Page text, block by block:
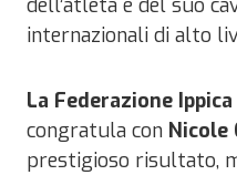
dell’atleta e del suo
internazionali di alto
La Federazione
congratula con Nicole
prestigioso risultato,